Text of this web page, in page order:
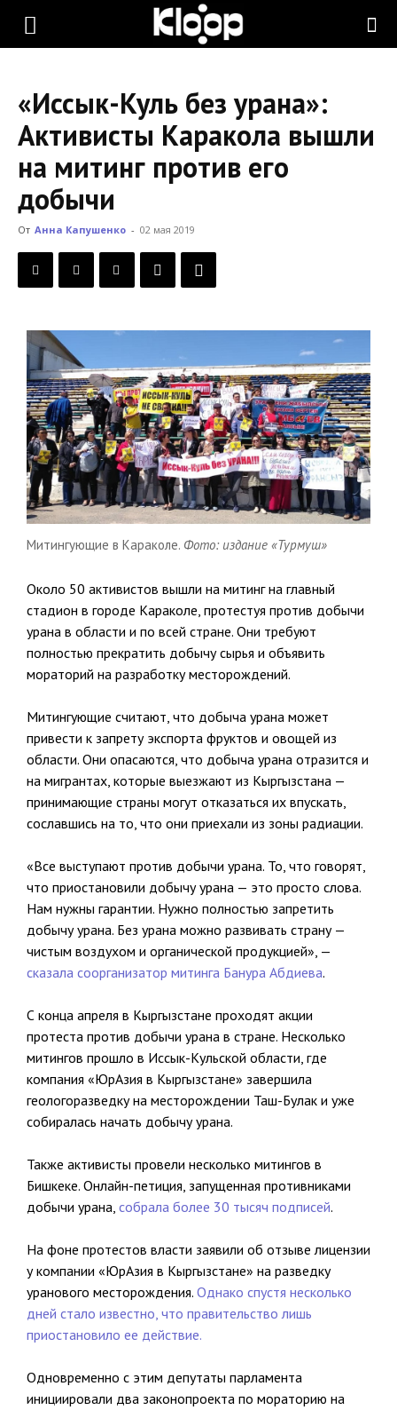
KLOOP.KG
Новости
Кыргызстана
«Иссык-Куль без урана»:
Активисты Каракола вышли
на митинг против его
добычи
От Анна Капушенко - 02 мая 2019
Митингующие в Караколе. Фото: издание «Турмуш»
Около 50 активистов вышли на митинг на главный
стадион в городе Караколе, протестуя против добычи
урана в области и по всей стране. Они требуют
полностью прекратить добычу сырья и объявить
мораторий на разработку месторождений.
Митингующие считают, что добыча урана может
привести к запрету экспорта фруктов и овощей из
области. Они опасаются, что добыча урана отразится и
на мигрантах, которые выезжают из Кыргызстана —
принимающие страны могут отказаться их впускать,
сославшись на то, что они приехали из зоны радиации.
«Все выступают против добычи урана. То, что говорят,
что приостановили добычу урана — это просто слова.
Нам нужны гарантии. Нужно полностью запретить
добычу урана. Без урана можно развивать страну —
чистым воздухом и органической продукцией», —
сказала соорганизатор митинга Банура Абдиева.
С конца апреля в Кыргызстане проходят акции
протеста против добычи урана в стране. Несколько
митингов прошло в Иссык-Кульской области, где
компания «ЮрАзия в Кыргызстане» завершила
геологоразведку на месторождении Таш-Булак и уже
собиралась начать добычу урана.
Также активисты провели несколько митингов в
Бишкеке. Онлайн-петиция, запущенная противниками
добычи урана, собрала более 30 тысяч подписей.
На фоне протестов власти заявили об отзыве лицензии
у компании «ЮрАзия в Кыргызстане» на разведку
уранового месторождения. Однако спустя несколько
дней стало известно, что правительство лишь
приостановило ее действие.
Одновременно с этим депутаты парламента
инициировали два законопроекта по мораторию на